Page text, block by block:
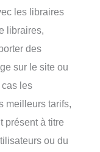
les libraires
libraires,
des
sur le site ou
les
meilleurs tarifs,
présent à titre
ou du